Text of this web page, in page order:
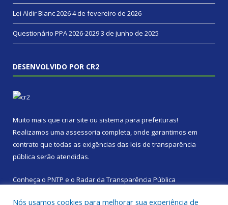
Lei Aldir Blanc 20264 de fevereiro de 2026
Questionário PPA 2026-20293 de junho de 2025
DESENVOLVIDO POR CR2
Muito mais que criar site ou sistema para prefeituras!
Realizamos uma assessoria completa, onde garantimos em
contrato que todas as exigências das leis de transparência
pública serão atendidas.
Conheça o PNTP e o Radar da Transparência Pública
Nós usamos cookies para melhorar sua experiência de